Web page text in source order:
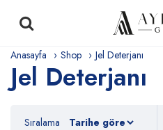
Anasayfa Shop Jel Deterjanı
Jel Deterjanı
Sıralama